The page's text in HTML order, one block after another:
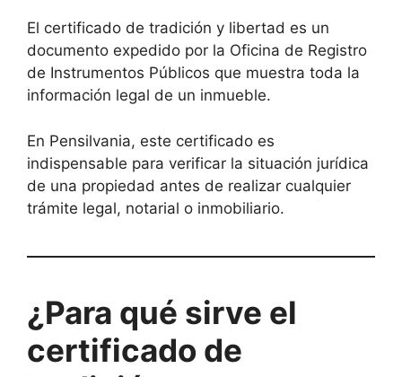
El certificado de tradición y libertad es un
documento expedido por la Oficina de Registro
de Instrumentos Públicos que muestra toda la
información legal de un inmueble.
En Pensilvania, este certificado es
indispensable para verificar la situación jurídica
de una propiedad antes de realizar cualquier
trámite legal, notarial o inmobiliario.
¿Para qué sirve el
certificado de